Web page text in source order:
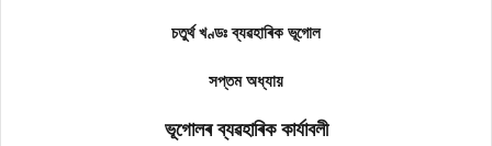
চতুর্থ খণ্ডঃ ব্যৱহাৰিক ভূগোল
সপ্তম অধ্যায়
ভূগোলৰ ব্যৱহাৰিক কার্যাবলী